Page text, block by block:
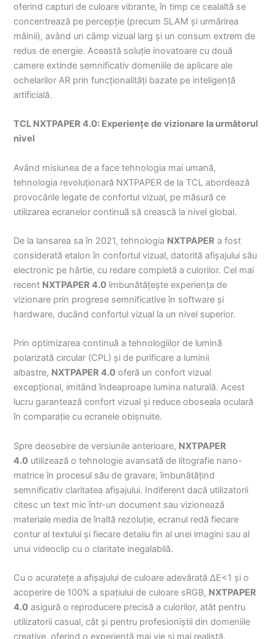
oferind capturi de culoare vibrante, în timp ce cealaltă se
concentrează pe percepție (precum SLAM și urmărirea
mâinii), având un câmp vizual larg și un consum extrem de
redus de energie. Această soluție inovatoare cu două
camere extinde semnificativ domeniile de aplicare ale
ochelarilor AR prin funcționalități bazate pe inteligență
artificială.
TCL NXTPAPER 4.0: Experiențe de vizionare la următorul
nivel
Având misiunea de a face tehnologia mai umană,
tehnologia revoluționară NXTPAPER de la TCL abordează
provocările legate de confortul vizual, pe măsură ce
utilizarea ecranelor continuă să crească la nivel global.
De la lansarea sa în 2021, tehnologia NXTPAPER a fost
considerată etalon în confortul vizual, datorită afișajului său
electronic pe hârtie, cu redare completă a culorilor. Cel mai
recent NXTPAPER 4.0 îmbunătățește experiența de
vizionare prin progrese semnificative în software și
hardware, ducând confortul vizual la un nivel superior.
Prin optimizarea continuă a tehnologiilor de lumină
polarizată circular (CPL) și de purificare a luminii
albastre, NXTPAPER 4.0 oferă un confort vizual
excepțional, imitând îndeaproape lumina naturală. Acest
lucru garantează confort vizual și reduce oboseala oculară
în comparație cu ecranele obișnuite.
Spre deosebire de versiunile anterioare, NXTPAPER
4.0 utilizează o tehnologie avansată de litografie nano-
matrice în procesul său de gravare, îmbunătățind
semnificativ claritatea afișajului. Indiferent dacă utilizatorii
citesc un text mic într-un document sau vizionează
materiale media de înaltă rezoluție, ecranul redă fiecare
contur al textului și fiecare detaliu fin al unei imagini sau al
unui videoclip cu o claritate inegalabilă.
Cu o acuratețe a afișajului de culoare adevărată ΔE<1 și o
acoperire de 100% a spațiului de culoare sRGB, NXTPAPER
4.0 asigură o reproducere precisă a culorilor, atât pentru
utilizatorii casual, cât și pentru profesioniștii din domeniile
creative, oferind o experiență mai vie și mai realistă.